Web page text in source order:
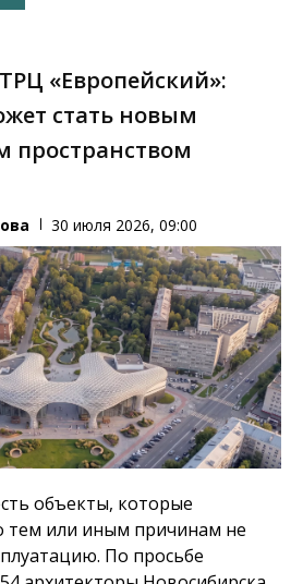
«Европейский»:
стать новым
пространством
30 июля 2026, 09:00
объекты, которые
тем или иным причинам не
По просьбе